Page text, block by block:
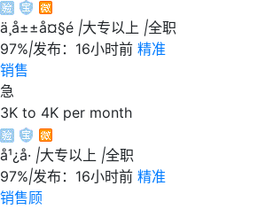
ä¸­å±±å¤§é |大专以上 |全职
97%|发布：16小时前 精准
销售
急
3K to 4K per month
å¹¿å· |大专以上 |全职
97%|发布：16小时前 精准
销售顾